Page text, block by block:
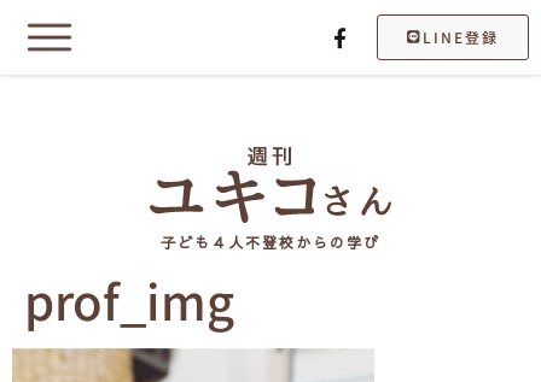
LINE登録
子ども４人不登校からの学び
prof_img